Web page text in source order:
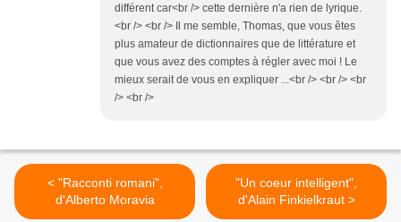
différent car<br /> cette dernière n'a rien de lyrique.
<br /> <br /> Il me semble, Thomas, que vous êtes
plus amateur de dictionnaires que de littérature et
que vous avez des comptes à régler avec moi ! Le
mieux serait de vous en expliquer ...<br /> <br /> <br
/> <br />
< "Racconti romani",
d'Alberto Moravia
"Un coeur intelligent",
d'Alain Finkielkraut >